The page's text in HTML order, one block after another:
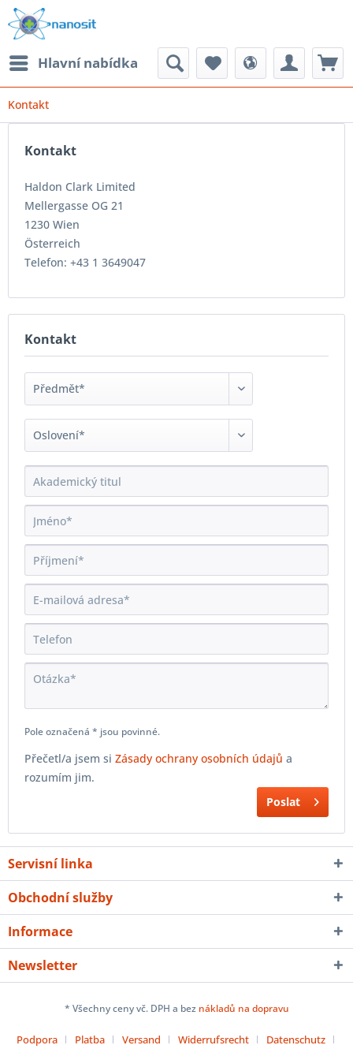
Hlavní nabídka
Kontakt
Kontakt
Haldon Clark Limited
Mellergasse OG 21
1230 Wien
Österreich
Telefon: +43 1 3649047
Kontakt
Pole označená * jsou povinné.
Přečetl/a jsem si Zásady ochrany osobních údajů a
rozumím jim.
Poslat
Servisní linka
Obchodní služby
Informace
Newsletter
* Všechny ceny vč. DPH a bez nákladů na dopravu
Podpora Platba Versand Widerrufsrecht
Datenschutz